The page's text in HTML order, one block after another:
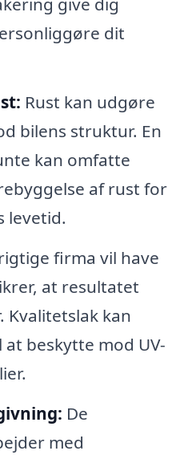
dit
Rust kan udgøre
bilens struktur. En
kan omfatte
af rust for
levetid.
firma vil have
at resultatet
Kvalitetslak kan
beskytte mod UV-
De
med